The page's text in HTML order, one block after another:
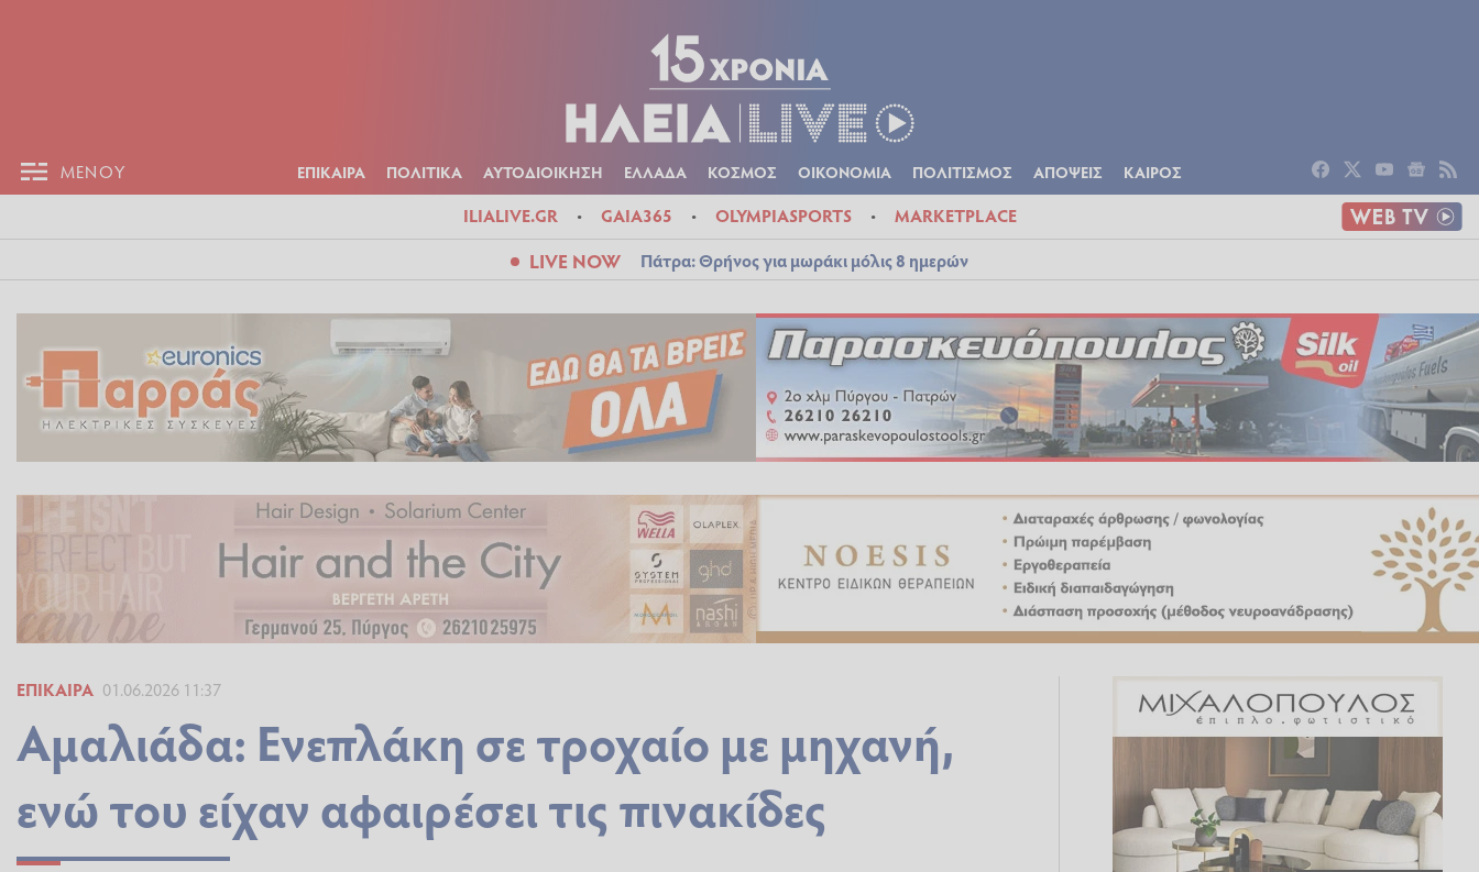
ΜΕΝΟΥ ΕΠΙΚΑΙΡΑ ΠΟΛΙΤΙΚΑ ΑΥΤΟΔΙΟΙΚΗΣΗ ΕΛΛΑΔΑ ΚΟΣΜΟΣ ΟΙΚΟΝΟΜΙΑ ΠΟΛΙΤΙΣΜΟΣ ΑΠΟΨΕΙΣ ΚΑΙΡΟΣ
ILIALIVE.GR GAIA365 OLYMPIASPORTS MARKETPLACE
LIVE NOW Πάτρα: Θρήνος για μωράκι μόλις 8 ημερών
ΕΠΊΚΑΙΡΑ 01.06.2026 11:37
Αμαλιάδα: Ενεπλάκη σε τροχαίο με μηχανή,
ενώ του είχαν αφαιρέσει τις πινακίδες